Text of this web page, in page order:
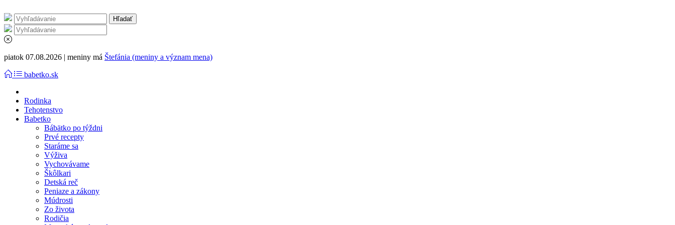
piatok 07.08.2026 | meniny má Štefánia (meniny a význam mena)
babetko.sk
Rodinka
Tehotenstvo
Babetko
Bábätko po týždni
Prvé recepty
Staráme sa
Výživa
Vychovávame
Škôlkari
Detská reč
Peniaze a zákony
Múdrosti
Zo života
Rodičia